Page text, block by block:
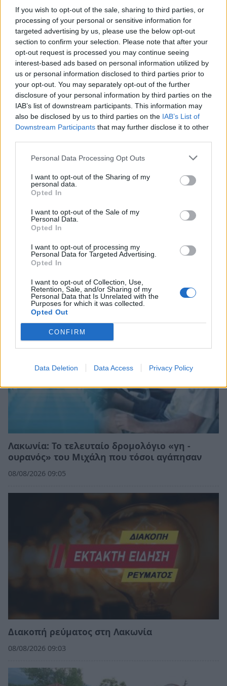
If you wish to opt-out of the sale, sharing to third parties, or
processing of your personal or sensitive information for
targeted advertising by us, please use the below opt-out
section to confirm your selection. Please note that after your
opt-out request is processed you may continue seeing
interest-based ads based on personal information utilized by
us or personal information disclosed to third parties prior to
your opt-out. You may separately opt-out of the further
disclosure of your personal information by third parties on the
IAB’s list of downstream participants. This information may
also be disclosed by us to third parties on the IAB’s List of
Downstream Participants that may further disclose it to other
Personal Data Processing Opt Outs
I want to opt-out of the Sharing of my
personal data.
Opted In
I want to opt-out of the Sale of my
Personal Data.
Opted In
I want to opt-out of processing my
Personal Data for Targeted Advertising.
Opted In
I want to opt-out of Collection, Use,
Retention, Sale, and/or Sharing of my
Personal Data that Is Unrelated with the
Purposes for which it was collected.
Opted Out
CONFIRM
Data Deletion Data Access Privacy Policy
Ελαφόνησος: Τραυματίστηκε 73χρονος Ιταλός
μετά από πτώση από σκάφος
09/08/2026 12:07
Νεάπολη Λακωνίας: Μεγάλο το ενδιαφέρον
του κόσμου για το Παζάρι στην παραλία
(photos)
08/08/2026 11:52
Λακωνία: Το τελευταίο δρομολόγιο «γη -
ουρανός» του Μιχάλη που τόσοι αγάπησαν
08/08/2026 09:05
Διακοπή ρεύματος στη Λακωνία
08/08/2026 09:03